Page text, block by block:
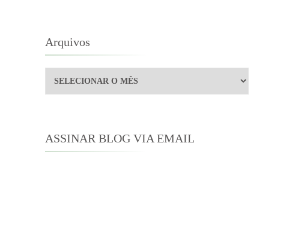
Arquivos
Arquivos
ASSINAR BLOG VIA EMAIL